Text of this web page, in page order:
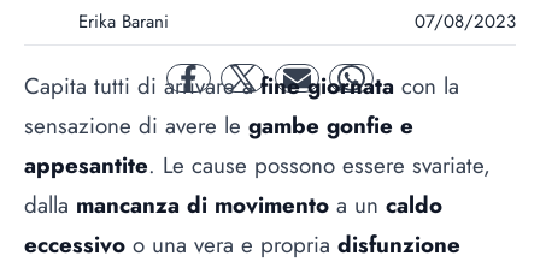
Erika Barani 07/08/2023
facebooktwitter mail whatsapp
Capita tutti di arrivare afine giornata con la
sensazione di avere le gambe gonfie e
appesantite. Le cause possono essere svariate,
dalla mancanza di movimento a un caldo
eccessivo o una vera e propria disfunzione